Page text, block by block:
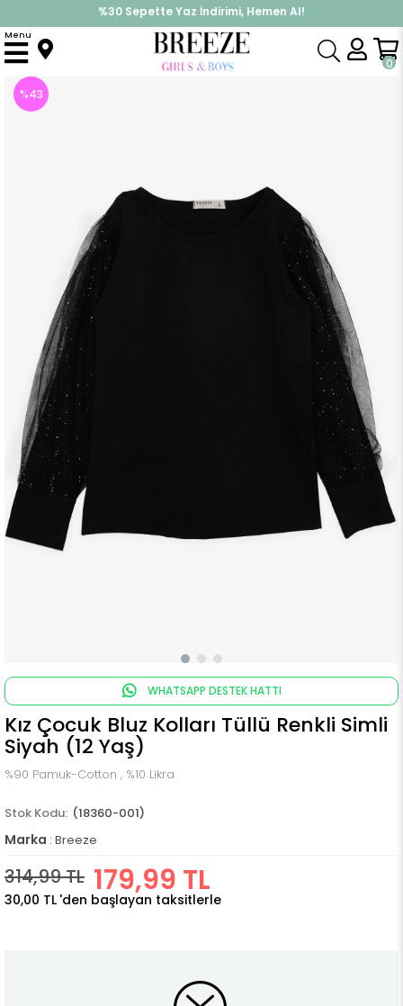
%30 Sepette Yaz İndirimi, Hemen Al!
İndirimlere ek %10 İndirimi Kap, Hemen Üye Ol!
0
Menu
Anasayfa Üst Giyim Uzun Kollu Tişört Kız Çocuk Bluz Kolları Tüllü Renkli Simli Siyah (12 Yaş)
%43
WHATSAPP DESTEK HATTI
Kız Çocuk Bluz Kolları Tüllü Renkli Simli
Siyah (12 Yaş)
%90 Pamuk-Cotton , %10 Likra
(18360-001)
Marka : Breeze
314,99 TL 179,99 TL
30,00 TL 'den başlayan taksitlerle